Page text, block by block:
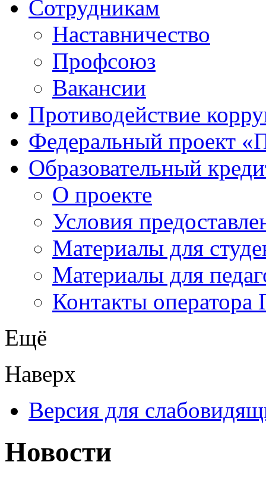
Сотрудникам
Наставничество
Профсоюз
Вакансии
Противодействие
Федеральный проект
Образовательный
О проекте
Условия
Материалы для
Материалы для
Контакты оператора
Ещё
Наверх
Версия для
Новости